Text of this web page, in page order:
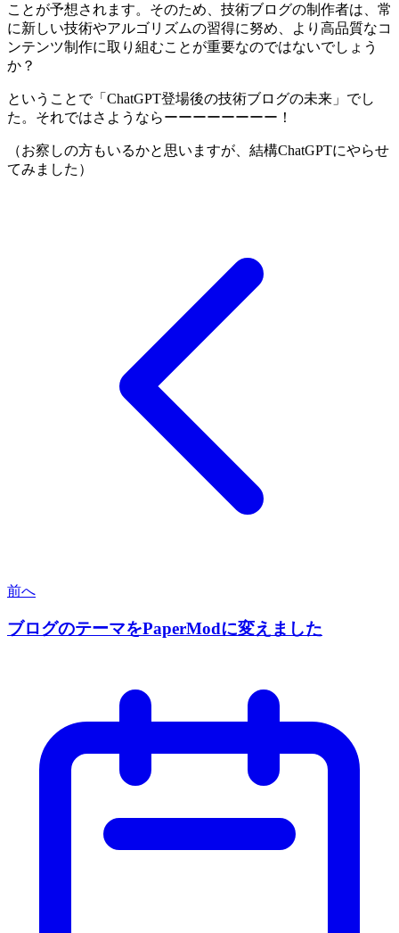
ことが予想されます。そのため、技術ブログの制作者は、常
に新しい技術やアルゴリズムの習得に努め、より高品質なコ
ンテンツ制作に取り組むことが重要なのではないでしょう
か？
ということで「ChatGPT登場後の技術ブログの未来」でし
た。それではさようならーーーーーーーー！
（お察しの方もいるかと思いますが、結構ChatGPTにやらせ
てみました）
前へ
ブログのテーマをPaperModに変えました